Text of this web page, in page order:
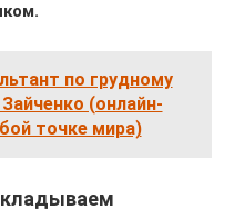
по грудному
(онлайн-
точке мира)